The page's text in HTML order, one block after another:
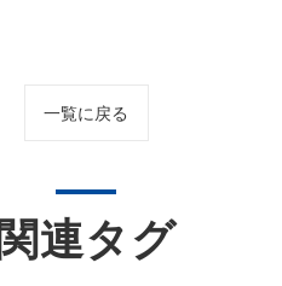
一覧に戻る
関連タグ